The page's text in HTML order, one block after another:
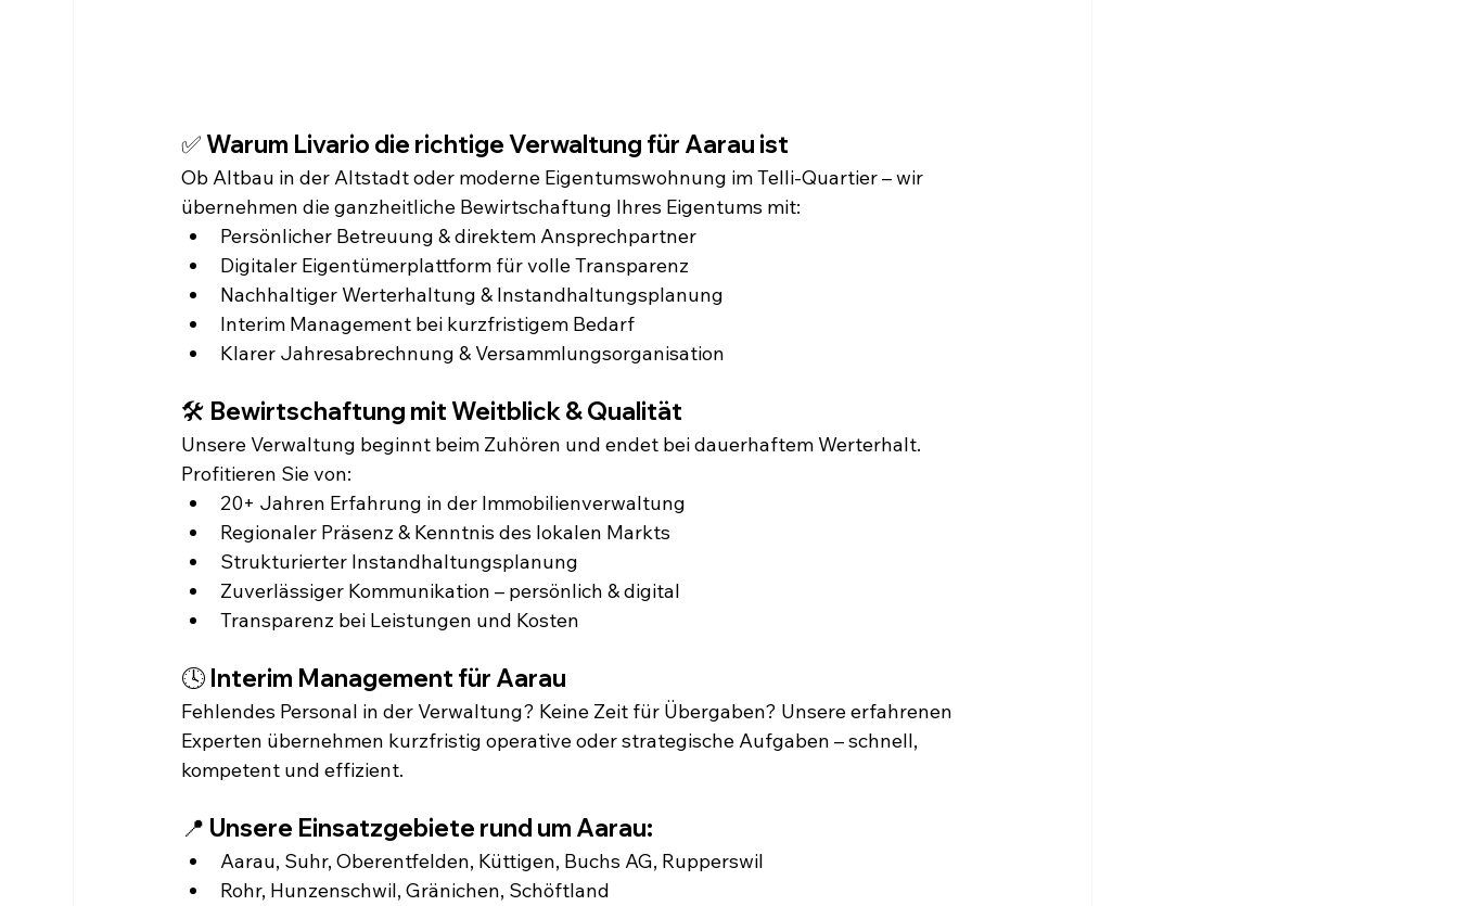
✅ Warum Livario die richtige Verwaltung für Aarau ist
Ob Altbau in der Altstadt oder moderne Eigentumswohnung im Telli-Quartier – wir
übernehmen die ganzheitliche Bewirtschaftung Ihres Eigentums mit:
Persönlicher Betreuung & direktem Ansprechpartner
Digitaler Eigentümerplattform für volle Transparenz
Nachhaltiger Werterhaltung & Instandhaltungsplanung
Interim Management bei kurzfristigem Bedarf
Klarer Jahresabrechnung & Versammlungsorganisation
🛠️ Bewirtschaftung mit Weitblick & Qualität
Unsere Verwaltung beginnt beim Zuhören und endet bei dauerhaftem Werterhalt.
Profitieren Sie von:
20+ Jahren Erfahrung in der Immobilienverwaltung
Regionaler Präsenz & Kenntnis des lokalen Markts
Strukturierter Instandhaltungsplanung
Zuverlässiger Kommunikation – persönlich & digital
Transparenz bei Leistungen und Kosten
🕓 Interim Management für Aarau
Fehlendes Personal in der Verwaltung? Keine Zeit für Übergaben? Unsere erfahrenen
Experten übernehmen kurzfristig operative oder strategische Aufgaben – schnell,
kompetent und effizient.
📍 Unsere Einsatzgebiete rund um Aarau:
Aarau, Suhr, Oberentfelden, Küttigen, Buchs AG, Rupperswil
Rohr, Hunzenschwil, Gränichen, Schöftland